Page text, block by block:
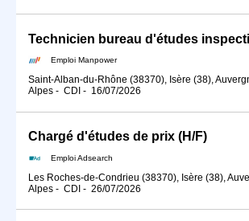
Technicien bureau d'études
Emploi Manpower
Saint-Alban-du-Rhône (38370), Isère (38),
Alpes - CDI - 16/07/2026
Chargé d'études de prix (H/F)
Emploi Adsearch
Les Roches-de-Condrieu (38370), Isère (38),
Alpes - CDI - 26/07/2026